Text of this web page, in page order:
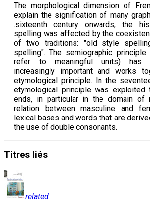
The morphological dimension of
explain the signification of many
.sixteenth century onwards, the
spelling was affected by the
of two traditions: "old style
spelling". The semiographic principle
refer to meaningful units) has
increasingly important and works
etymological principle. In the
etymological principle was exploited
ends, in particular in the domain of
relation between masculine and
lexical bases and words that are
the use of double consonants.
Titres liés
related